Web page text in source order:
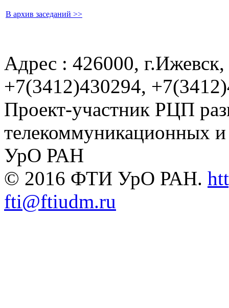
В архив заседаний >>
Адрес : 426000,
+7(3412)430294,
Проект-участник РЦП
телекоммуникационных
УрО РАН
© 2016 ФТИ УрО РАН.
fti@ftiudm.ru